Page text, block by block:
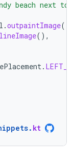
beach next to
.outpaintImage(
(),
.
. kt